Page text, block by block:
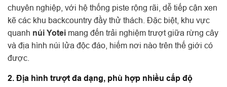
chuyên nghiệp, với hệ thống piste rộng rãi, dễ tiếp cận xen
kẽ các khu backcountry đầy thử thách. Đặc biệt, khu vực
quanh núi Yotei mang đến trải nghiệm trượt giữa rừng cây
và địa hình núi lửa độc đáo, hiếm nơi nào trên thế giới có
được.
2. Địa hình trượt đa dạng, phù hợp nhiều cấp độ